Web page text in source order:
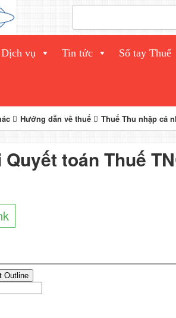
Dịch vụ Tin tức Sổ tay Thuế
Hướng dẫn về thuế Thuế Thu nhập cá
toán Thuế